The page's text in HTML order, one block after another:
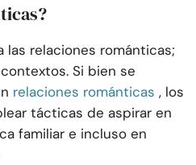
las relaciones románticas;
Si bien se
relaciones románticas , los
tácticas de aspirar en
familiar e incluso en